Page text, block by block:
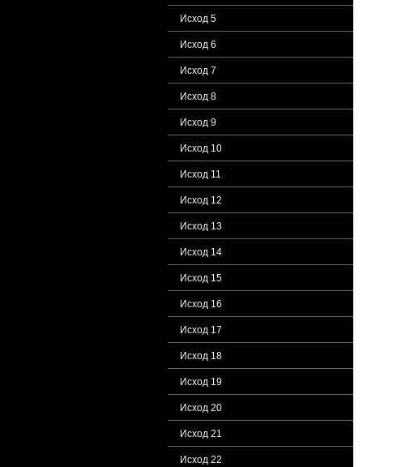
Исход 5
Исход 6
Исход 7
Исход 8
Исход 9
Исход 10
Исход 11
Исход 12
Исход 13
Исход 14
Исход 15
Исход 16
Исход 17
Исход 18
Исход 19
Исход 20
Исход 21
Исход 22